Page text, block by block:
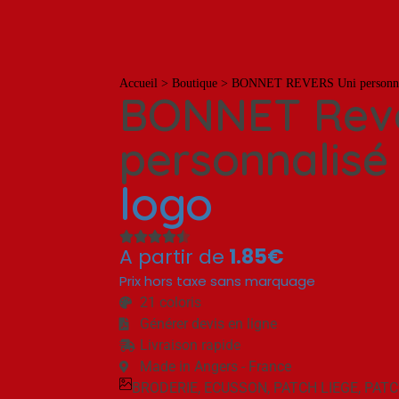
Accueil >Boutique >BONNET REVERS Uni
BONNET
logo
A partir de 1.85€
Prix hors taxe sans marquage
21 coloris
Générer devis en ligne
Livraison rapide
Made in Angers - France
BRODERIE, ECUSSON, PATCH LIEGE,